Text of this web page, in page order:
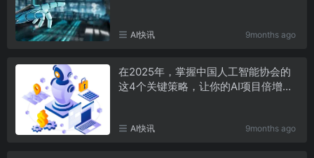
AI快讯 9months ago
在2025年，掌握中国人工智能协会的
这4个关键策略，让你的AI项目倍增成
AI快讯 9months ago